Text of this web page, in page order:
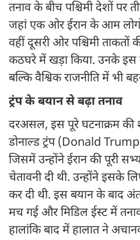
तनाव के बीच पश्चिमी देशों पर
जहां एक ओर ईरान के आम
वहीं दूसरी ओर पश्चिमी ताकतों
कठघरे में खड़ा किया. उनके इस
बल्कि वैश्विक राजनीति में भी
ट्रंप के बयान से बढ़ा तनाव
दरअसल, इस पूरे घटनाक्रम की
डोनाल्ड ट्रंप (Donald
जिसमें उन्होंने ईरान की पूरी
चेतावनी दी थी. उन्होंने इसके
कर दी थी. इस बयान के बाद
मच गई और मिडिल ईस्ट में
हालांकि बाद में हालात ने